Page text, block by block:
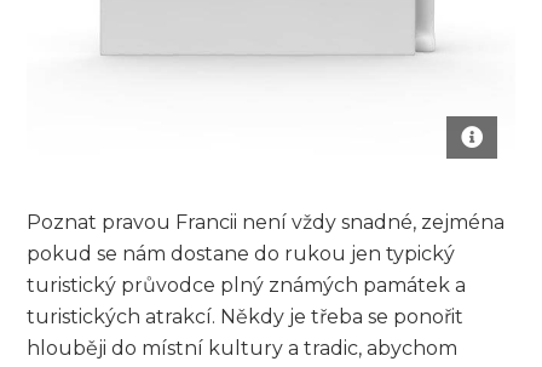
Poznat pravou Francii není vždy snadné, zejména
pokud se nám dostane do rukou jen typický
turistický průvodce plný známých památek a
turistických atrakcí. Někdy je třeba se ponořit
hlouběji do místní kultury a tradic, abychom